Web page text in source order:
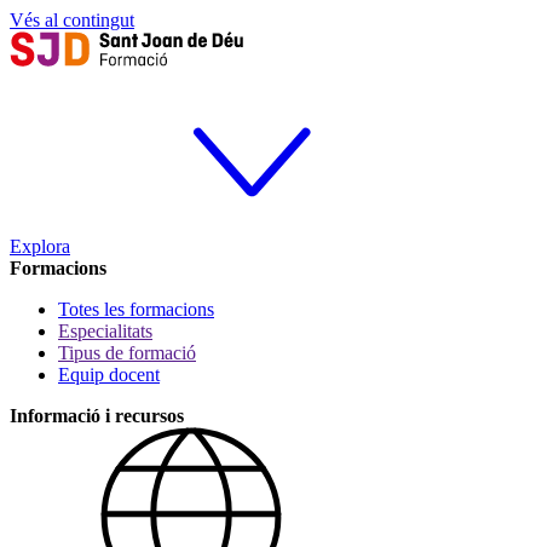
Vés al contingut
Explora
Formacions
Totes les formacions
Especialitats
Tipus de formació
Equip docent
Informació i recursos